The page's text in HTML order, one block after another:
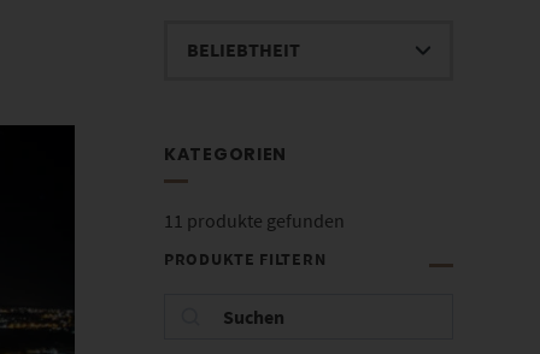
KATEGORIEN
11 produkte gefunden
PRODUKTE FILTERN